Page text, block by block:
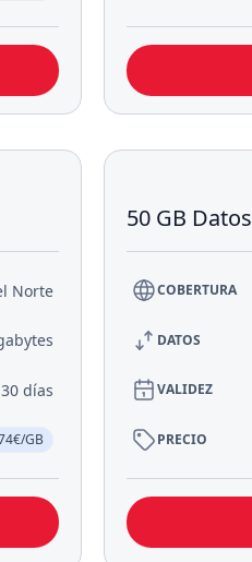
Norte
30 días
GB
50 GB Datos
COBERTURA
DATOS
VALIDEZ
PRECIO